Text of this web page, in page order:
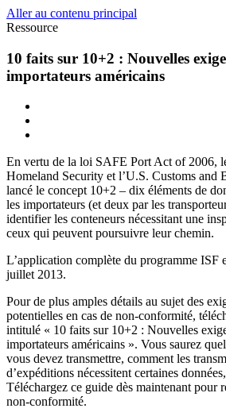
Aller au contenu principal
Ressource
10 faits sur 10+2 : Nouvelles
importateurs américains
En vertu de la loi SAFE Port Act of 2006,
Homeland Security et l’U.S. Customs and
lancé le concept 10+2 – dix éléments de
les importateurs (et deux par les
identifier les conteneurs nécessitant une
ceux qui peuvent poursuivre leur chemin.
L’application complète du programme ISF
juillet 2013.
Pour de plus amples détails au sujet des
potentielles en cas de non-conformité,
intitulé « 10 faits sur 10+2 : Nouvelles
importateurs américains ». Vous saurez
vous devez transmettre, comment les
d’expéditions nécessitent certaines
Téléchargez ce guide dès maintenant pour
non-conformité.